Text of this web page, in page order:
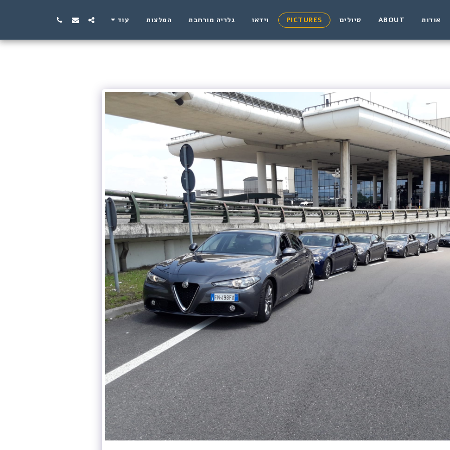
אודות ABOUT טיולים PICTURES וידאו גלריה מורחבת המלצות עוד